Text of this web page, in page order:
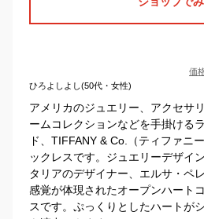
価
ひろよしよし(50代・女性)
アメリカのジュエリー、アクセサ
ームコレクションなどを手掛ける
ド、TIFFANY & Co.（ティファニ
ックレスです。ジュエリーデザイ
タリアのデザイナー、エルサ・ペ
感覚が体現されたオープンハート
スです。ぷっくりとしたハートが